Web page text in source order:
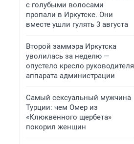
с голубыми волосами
пропали в Иркутске. Они
вместе ушли гулять 3 августа
Второй заммэра Иркутска
уволилась за неделю —
опустело кресло руководителя
аппарата администрации
Самый сексуальный мужчина
Турции: чем Омер из
«Клюквенного щербета»
покорил женщин